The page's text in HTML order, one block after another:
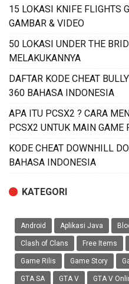
15 LOKASI KNIFE FLIGHTS
GAMBAR & VIDEO
50 LOKASI UNDER THE
MELAKUKANNYA
DAFTAR KODE CHEAT
360 BAHASA INDONESIA
APA ITU PCSX2 ? CARA
PCSX2 UNTUK MAIN GAME
KODE CHEAT DOWNHILL
BAHASA INDONESIA
KATEGORI
Android Aplikasi Java
Clash of Clans Free Items
Game Rilis Game Story
GTA SA GTA V GTA V